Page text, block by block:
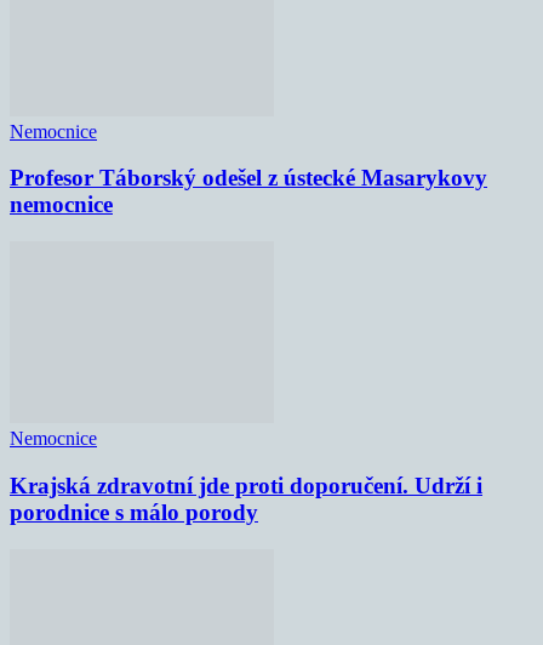
Nemocnice
Profesor Táborský odešel z ústecké Masarykovy
nemocnice
Nemocnice
Krajská zdravotní jde proti doporučení. Udrží i
porodnice s málo porody